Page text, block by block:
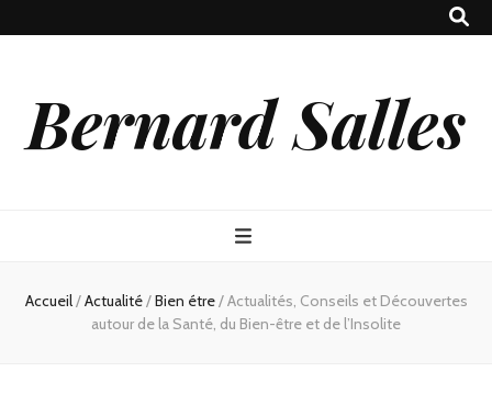
Bernard Salles
Accueil/Actualité/Bien étre/Actualités, Conseils et Découvertes
autour de la Santé, du Bien-être et de l’Insolite